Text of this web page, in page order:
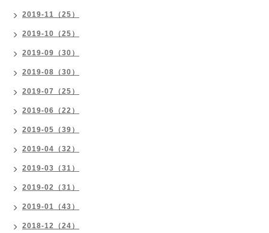
2019-11（25）
2019-10（25）
2019-09（30）
2019-08（30）
2019-07（25）
2019-06（22）
2019-05（39）
2019-04（32）
2019-03（31）
2019-02（31）
2019-01（43）
2018-12（24）